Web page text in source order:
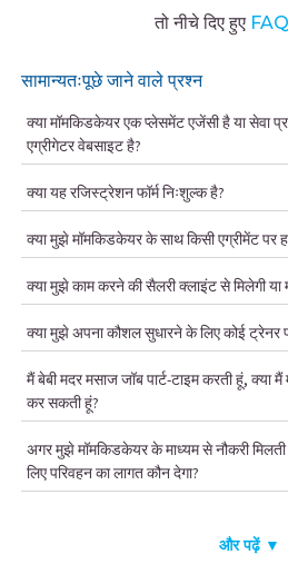
तो नीचे दिए हुए FAQ
सामान्यतःपूछे जाने वाले प्रश्न
क्या मॉमकिडकेयर एक प्लेसमेंट एजेंसी है या सेवा
एग्रीगेटर वेबसाइट है?
क्या यह रजिस्ट्रेशन फॉर्म निःशुल्क है?
क्या मुझे मॉमकिडकेयर के साथ किसी एग्रीमेंट पर
क्या मुझे काम करने की सैलरी क्लाइंट से मिलेगी
क्या मुझे अपना कौशल सुधारने के लिए कोई ट्रेनर
मैं बेबी मदर मसाज जॉब पार्ट-टाइम करती हूं, क्या
कर सकती हूं?
अगर मुझे मॉमकिडकेयर के माध्यम से नौकरी
लिए परिवहन का लागत कौन देगा?
और पढ़ें ▼